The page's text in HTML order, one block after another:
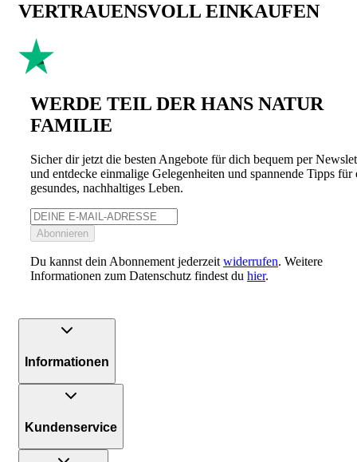
VERTRAUENSVOLL EINKAUFEN
WERDE TEIL DER HANS NATUR
FAMILIE
Sicher dir jetzt die besten Angebote für dich bequem per
und entdecke einmalige Gelegenheiten und spannende Tipps für
gesundes, nachhaltiges Leben.
Abonnieren
Du kannst dein Abonnement jederzeit widerrufen. Weitere
Informationen zum Datenschutz findest du hier.
Informationen
Kundenservice